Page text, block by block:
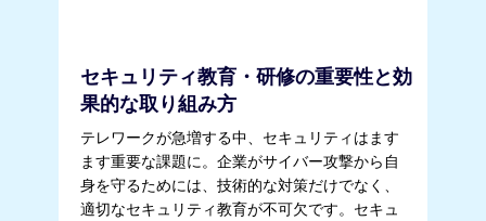
セキュリティ教育・研修の重要性と効
果的な取り組み方
テレワークが急増する中、セキュリティはます
ます重要な課題に。企業がサイバー攻撃から自
身を守るためには、技術的な対策だけでなく、
適切なセキュリティ教育が不可欠です。セキュ